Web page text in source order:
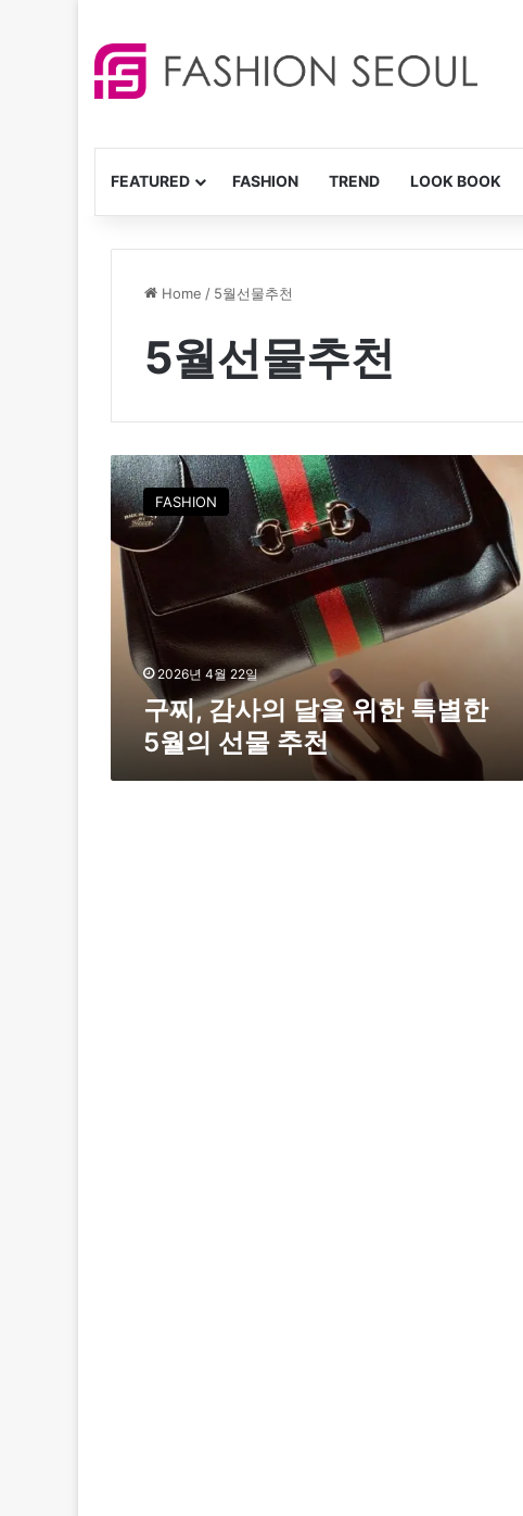
FEATURED FASHION TREND LOOK BOOK
Home / 5월선물추천
5월선물추천
구
찌
사
의
달
월
FASHION
2026년 4월 22일
구찌, 감사의 달을 위한 특별한
5월의 선물 추천